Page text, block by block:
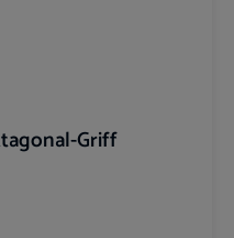
Griff